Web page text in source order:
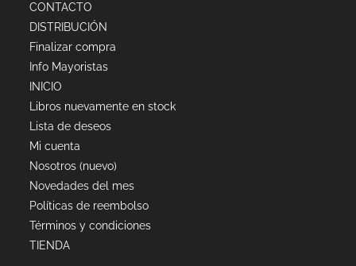
CONTACTO
DISTRIBUCIÓN
Finalizar compra
Info Mayoristas
INICIO
Libros nuevamente en stock
Lista de deseos
Mi cuenta
Nosotros (nuevo)
Novedades del mes
Políticas de reembolso
Términos y condiciones
TIENDA